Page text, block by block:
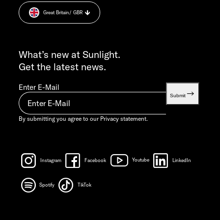
MON-THU 7:30 AM – 12:00 PM AND 1:00 PM – 4:00 PM
FRI 7:30 AM – 12:00 PM
info@sunlight.de
Cookie Consent
Weight information.
What’s new at Sunlight.
Get the latest news.
Enter E-Mail
Submit
By submitting you agree to our Privacy statement.
Instagram Facebook Youtube LinkedIn
Spotify TikTok
Great Britain/ GBR